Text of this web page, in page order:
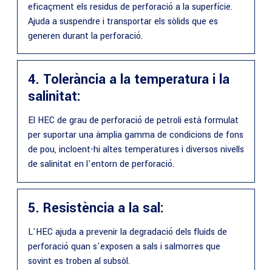
eficaçment els residus de perforació a la superfície.
Ajuda a suspendre i transportar els sòlids que es
generen durant la perforació.
4. Tolerància a la temperatura i la
salinitat:
El HEC de grau de perforació de petroli està formulat
per suportar una àmplia gamma de condicions de fons
de pou, incloent-hi altes temperatures i diversos nivells
de salinitat en l'entorn de perforació.
5. Resistència a la sal:
L'HEC ajuda a prevenir la degradació dels fluids de
perforació quan s'exposen a sals i salmorres que
sovint es troben al subsòl.